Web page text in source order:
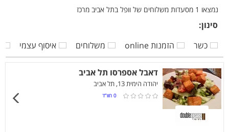
נמצאו 1 מסעדות משלוחים של וופל בתל אביב מרכז
סינון:
כשר
הזמנות online משלוחים איסוף עצמי
דאבל אספרסו תל אביב
יהודה הימית 13, תל אביב
0 חוו”ד